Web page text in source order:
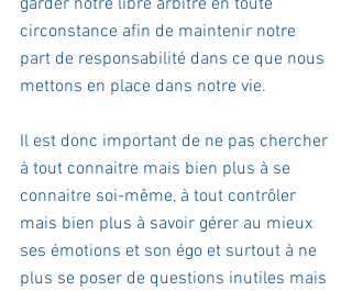
garder notre libre arbitre en toute
circonstance afin de maintenir notre
part de responsabilité dans ce que nous
mettons en place dans notre vie.
Il est donc important de ne pas chercher
à tout connaitre mais bien plus à se
connaitre soi-même, à tout contrôler
mais bien plus à savoir gérer au mieux
ses émotions et son égo et surtout à ne
plus se poser de questions inutiles mais